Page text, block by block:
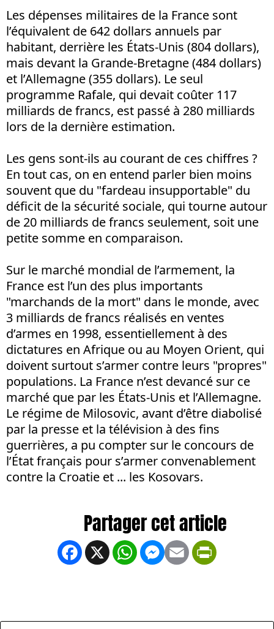
Les dépenses militaires de la France sont
l’équivalent de 642 dollars annuels par
habitant, derrière les États-Unis (804 dollars),
mais devant la Grande-Bretagne (484 dollars)
et l’Allemagne (355 dollars). Le seul
programme Rafale, qui devait coûter 117
milliards de francs, est passé à 280 milliards
lors de la dernière estimation.
Les gens sont-ils au courant de ces chiffres ?
En tout cas, on en entend parler bien moins
souvent que du "fardeau insupportable" du
déficit de la sécurité sociale, qui tourne autour
de 20 milliards de francs seulement, soit une
petite somme en comparaison.
Sur le marché mondial de l’armement, la
France est l’un des plus importants
"marchands de la mort" dans le monde, avec
3 milliards de francs réalisés en ventes
d’armes en 1998, essentiellement à des
dictatures en Afrique ou au Moyen Orient, qui
doivent surtout s’armer contre leurs "propres"
populations. La France n’est devancé sur ce
marché que par les États-Unis et l’Allemagne.
Le régime de Milosovic, avant d’être diabolisé
par la presse et la télévision à des fins
guerrières, a pu compter sur le concours de
l’État français pour s’armer convenablement
contre la Croatie et ... les Kosovars.
Facebook
X WhatsApp
Messenger
Email